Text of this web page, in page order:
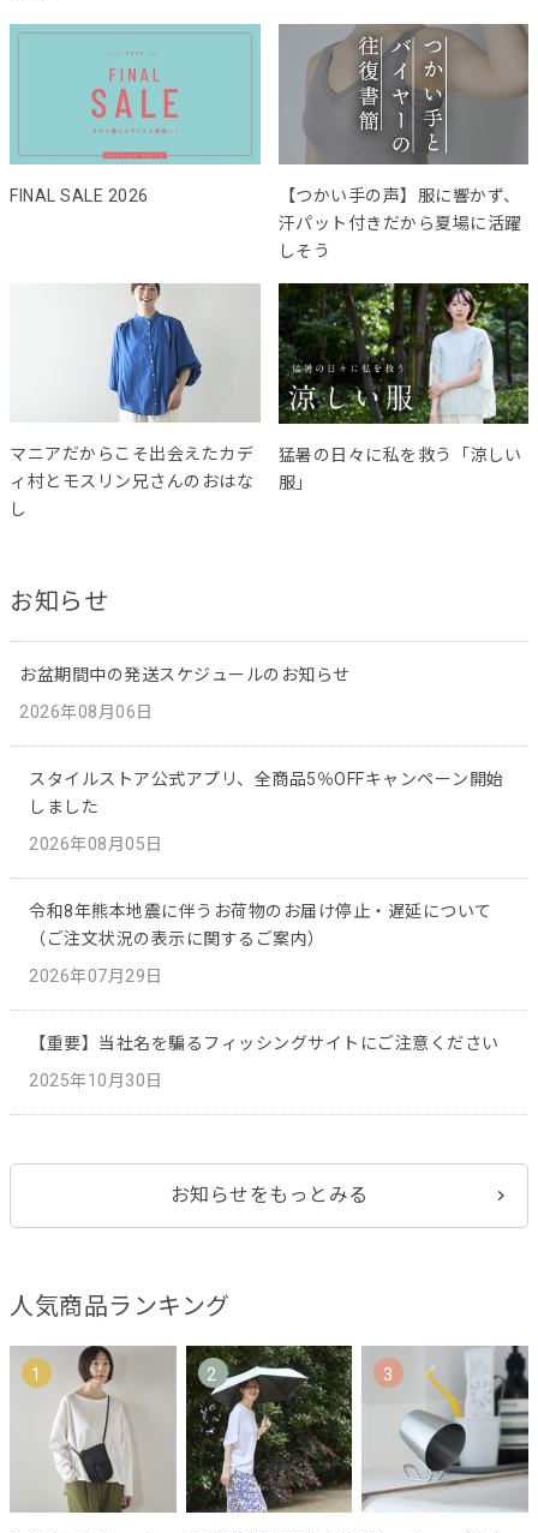
FINAL SALE 2026
【つかい手の声】服に響かず、
汗パット付きだから夏場に活躍
しそう
マニアだからこそ出会えたカデ
ィ村とモスリン兄さんのおはな
し
猛暑の日々に私を救う「涼しい
服」
お知らせ
お盆期間中の発送スケジュールのお知らせ
2026年08月06日
スタイルストア公式アプリ、全商品5％OFFキャンペーン開始
しました
2026年08月05日
令和8年熊本地震に伴うお荷物のお届け停止・遅延について
（ご注文状況の表示に関するご案内）
2026年07月29日
【重要】当社名を騙るフィッシングサイトにご注意ください
2025年10月30日
お知らせをもっとみる
人気商品ランキング
1 2 3